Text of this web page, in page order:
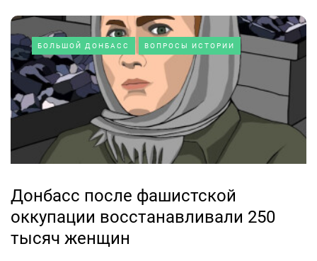
БОЛЬШОЙ ДОНБАСС ВОПРОСЫ ИСТОРИИ
Донбасс после фашистской
оккупации восстанавливали 250
тысяч женщин